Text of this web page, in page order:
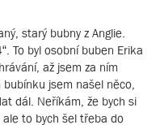
starý bubny z Anglie.
To byl osobní buben Erika
až jsem za ním
jsem našel něco,
dál. Neříkám, že bych si
to bych šel třeba do